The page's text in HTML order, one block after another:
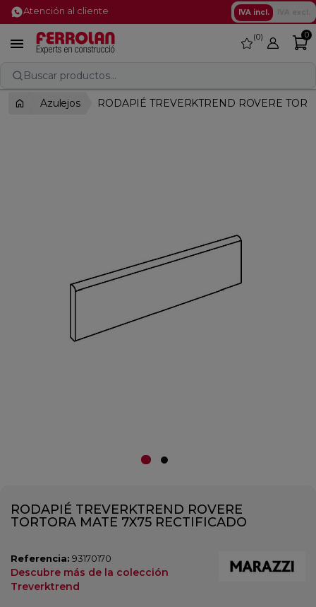
Atención al cliente IVA incl.
 favorite
0 0
Buscar productos...
Azulejos RODAPIÉ TREVERKTREND ROVERE
RODAPIÉ TREVERKTREND ROVERE
TORTORA MATE 7X75 RECTIFICADO
Referencia: 93170170
Descubre más de la colección
Treverktrend